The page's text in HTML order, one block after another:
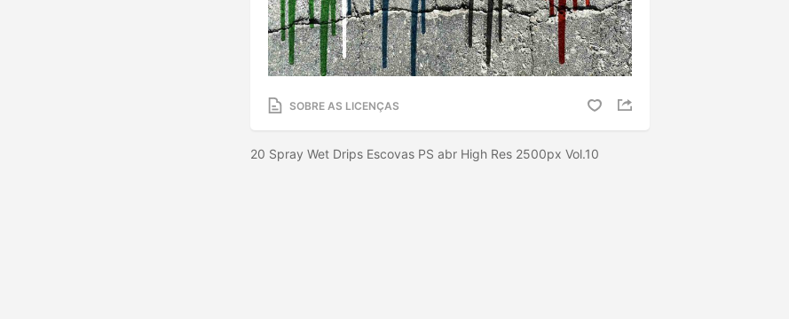
SOBRE AS LICENÇAS
20 Spray Wet Drips Escovas PS abr High Res 2500px Vol.10